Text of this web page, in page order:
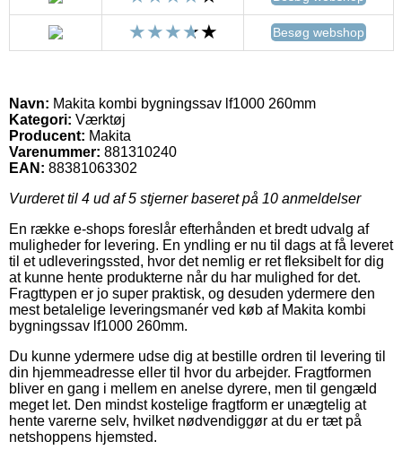
Besøg webshop
Navn: Makita kombi bygningssav lf1000 260mm
Kategori: Værktøj
Producent: Makita
Varenummer: 881310240
EAN: 88381063302
Vurderet til 4 ud af 5 stjerner baseret på 10 anmeldelser
En række e-shops foreslår efterhånden et bredt udvalg af
muligheder for levering. En yndling er nu til dags at få leveret
til et udleveringssted, hvor det nemlig er ret fleksibelt for dig
at kunne hente produkterne når du har mulighed for det.
Fragttypen er jo super praktisk, og desuden ydermere den
mest betalelige leveringsmanér ved køb af Makita kombi
bygningssav lf1000 260mm.
Du kunne ydermere udse dig at bestille ordren til levering til
din hjemmeadresse eller til hvor du arbejder. Fragtformen
bliver en gang i mellem en anelse dyrere, men til gengæld
meget let. Den mindst kostelige fragtform er unægtelig at
hente varerne selv, hvilket nødvendiggør at du er tæt på
netshoppens hjemsted.